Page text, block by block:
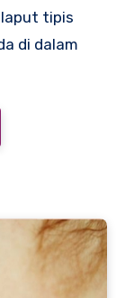
tipis
di dalam